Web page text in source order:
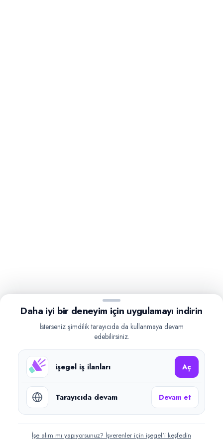
Daha iyi bir deneyim için uygulamayı indirin
İsterseniz şimdilik tarayıcıda da kullanmaya devam
edebilirsiniz.
işegel iş ilanları Aç
Tarayıcıda devam Devam et
İşe alım mı yapıyorsunuz? İşverenler için işegel'i keşfedin